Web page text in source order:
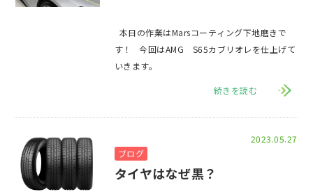
す！ 今回はAMG S65カブリオレを仕上げて
続きを読む
2023.05.27
ブログ
タイヤはなぜ黒？